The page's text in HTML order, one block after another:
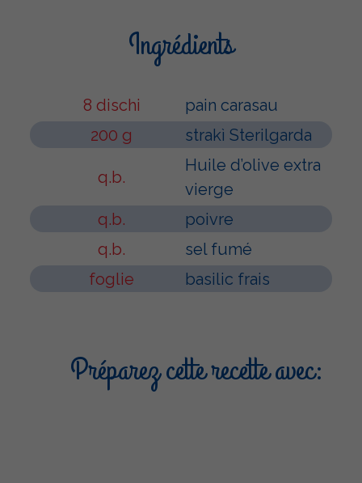
Ingrédients
8 dischi
pain carasau
200 g
strakì Sterilgarda
q.b.
Huile d’olive extra
vierge
q.b.
poivre
q.b.
sel fumé
foglie
basilic frais
Préparez cette recette avec: